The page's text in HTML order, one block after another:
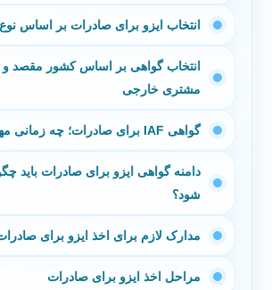
انتخاب ایزو برای صادرات بر اساس
انتخاب گواهی بر اساس کشور مقصد و
مشتری خارجی
گواهی IAF برای صادرات؛ چه زمانی مهم است؟
دامنه گواهی ایزو برای صادرات باید
شود؟
مدارک لازم برای اخذ ایزو برای صادرات
مراحل اخذ ایزو برای صادرات